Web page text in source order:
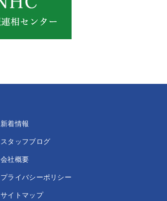
新着情報
スタッフブログ
会社概要
プライバシーポリシー
サイトマップ